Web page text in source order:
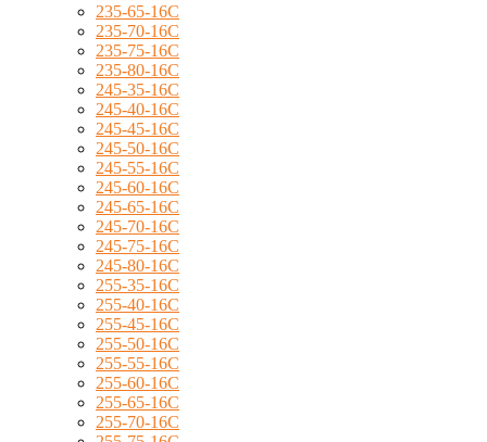
235-65-16C
235-70-16C
235-75-16C
235-80-16C
245-35-16C
245-40-16C
245-45-16C
245-50-16C
245-55-16C
245-60-16C
245-65-16C
245-70-16C
245-75-16C
245-80-16C
255-35-16C
255-40-16C
255-45-16C
255-50-16C
255-55-16C
255-60-16C
255-65-16C
255-70-16C